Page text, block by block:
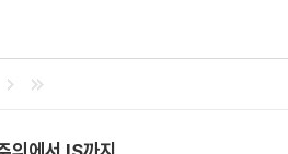
가니스탄 전쟁의 결과
장 세력의 부상
제단의 탄생, ‘이슬람주의의 레닌